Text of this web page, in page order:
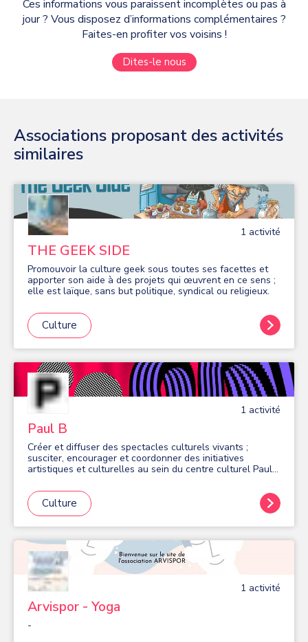
Ces informations vous paraissent incomplètes ou pas à
jour ? Vous disposez d’informations complémentaires ?
Faites-en profiter vos voisins !
Dites-le nous
Associations proposant des activités
similaires
1 activité
THE GEEK SIDE
Promouvoir la culture geek sous toutes ses facettes et
apporter son aide à des projets qui œuvrent en ce sens ;
elle est laïque, sans but politique, syndical ou religieux.
Culture
1 activité
Paul B
Créer et diffuser des spectacles culturels vivants ;
susciter, encourager et coordonner des initiatives
artistiques et culturelles au sein du centre culturel Paul-
développement de ses activités.
Culture
1 activité
Arvispor - Yoga
-